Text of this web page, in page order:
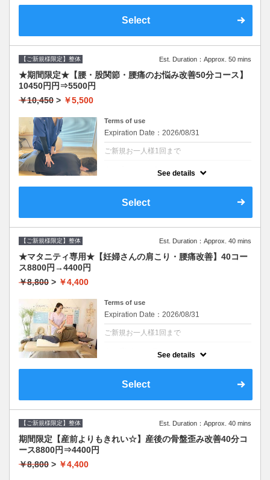
さい。
〖施術時間〗50分
※カウンセリング・お着替え込みで70分ほど
目の疲れ,首,肩こり解消☆頭～首～肩・肩甲
原因を追究し今まで改善しなかった頭痛もし
っかり緩和していきます。
Select
【ご新規様限定】整体 Est. Duration：Approx. 50 mins
★期間限定★【腰・股関節・腰痛のお悩み改善50分コース】
10450円円⇒5500円
￥10,450 > ￥5,500
Terms of use
Expiration Date：2026/08/31
ご新規お一人様1回まで
さい。
〖施術時間〗50分
※カウンセリング・お着替え込みで70分ほど
腰痛の原因が腰ではないことも？カウンセリ
手技で深部までしっかりアプローチ！繰り返
さないための立ち方、座り方もしっかり指導
◎
See details
Select
【ご新規様限定】整体 Est. Duration：Approx. 40 mins
★マタニティ専用★【妊婦さんの肩こり・腰痛改善】40コー
ス8800円→4400円
￥8,800 > ￥4,400
Terms of use
Expiration Date：2026/08/31
ご新規お一人様1回まで
さい。
〖施術時間〗40分
※カウンセリング・お着替え込みで60分ほど
妊娠中でも通える整体院をお探しの方☆
ママと赤ちゃんに負担のかからない横向きの
施術でリラックス☆
See details
Select
【ご新規様限定】整体 Est. Duration：Approx. 40 mins
期間限定【産前よりもきれい☆】産後の骨盤歪み改善40分コ
ース8800円⇒4400円
￥8,800 > ￥4,400